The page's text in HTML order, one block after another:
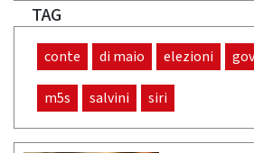
TAG
conte di maio elezioni
m5s salvini siri